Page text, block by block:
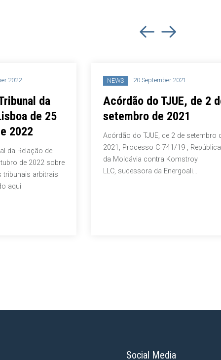
2022
da
de 25
2022
da Relação de
de 2022 sobre
tribunais arbitrais
aqui
NEWS 20 September 2021
Acórdão do TJUE, de 2
setembro de 2021
Acórdão do TJUE, de 2 de setembro
2021, Processo C‑741/19 , República
da Moldávia contra Komstroy
LLC, sucessora da Energoali...
Social Media